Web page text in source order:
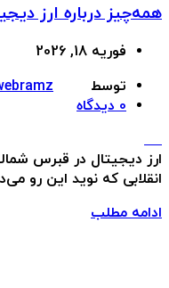
همه‌چیز درباره ارز
فوریه 18, 2026
توسط
0 دیدگاه
ارز دیجیتال در قبرس
انقلابی که نوید این رو
ادامه مطلب